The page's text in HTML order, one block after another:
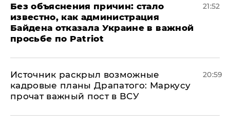
Без объяснения причин: стало
известно, как администрация
Байдена отказала Украине в важной
просьбе по Patriot
21:52
​Источник раскрыл возможные
кадровые планы Драпатого: Маркусу
прочат важный пост в ВСУ
20:59